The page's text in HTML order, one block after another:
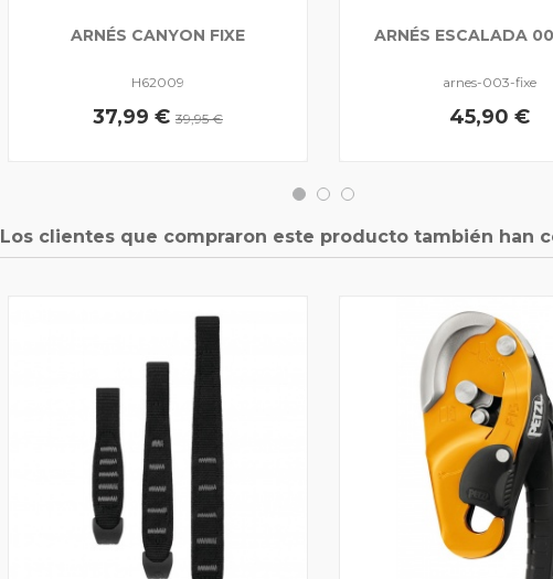
ARNÉS CANYON FIXE
H62009
37,99 € 39,95 €
ARNÉS ESCALADA
arnes-003-fixe
45,90 €
Los clientes que compraron este producto también han